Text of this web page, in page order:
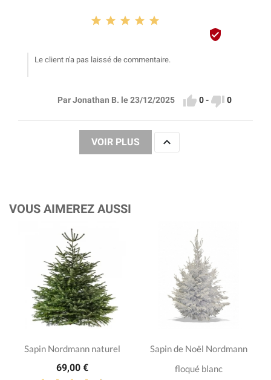
    

Le client n'a pas laissé de commentaire.
Par Jonathan B. le 23/12/2025  0-  0
VOIR PLUS 
VOUS AIMEREZ AUSSI
Sapin Nordmann naturel
69,00 €
Sapin de Noël Nordmann
floqué blanc